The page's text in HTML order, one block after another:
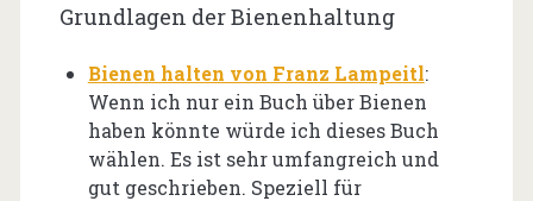
Grundlagen der Bienenhaltung
Bienen halten von Franz Lampeitl:
Wenn ich nur ein Buch über Bienen
haben könnte würde ich dieses Buch
wählen. Es ist sehr umfangreich und
gut geschrieben. Speziell für